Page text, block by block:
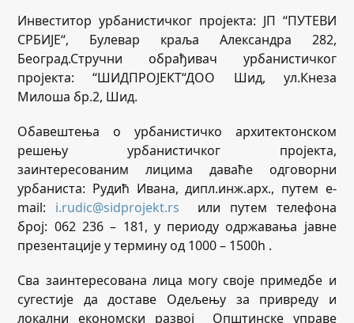
Инвеститор урбанистичког пројекта: ЈП “ПУТЕВИ
СРБИЈЕ“, Булевар краља Александра 282,
Београд.Стручни обрађивач урбанистичког
пројекта: “ШИДПРОЈЕКТ“ДОО Шид, ул.Кнеза
Милоша бр.2, Шид.
Oбавештења о урбанистичко архитектонском
решењу урбанистичког пројекта,
заинтересованим лицима даваће одговорни
урбаниста: Рудић Ивана, дипл.инж.арх., путем e-
mail: i.rudic@sidprojekt.rs или путем телефона
број: 062 236 – 181, у периоду одржавања јавне
презентације у термину од 1000– 1500h .
Сва заинтересована лица могу своје примедбе и
сугестије да доставе Одељењу за привреду и
локални економски развој Општинске управе